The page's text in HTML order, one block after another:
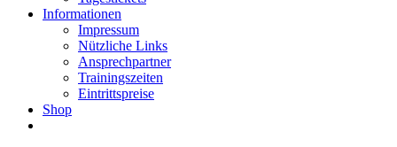
Informationen
Impressum
Nützliche Links
Ansprechpartner
Trainingszeiten
Eintrittspreise
Shop